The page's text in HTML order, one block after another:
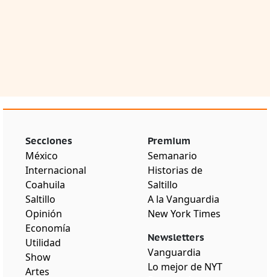
Secciones
México
Internacional
Coahuila
Saltillo
Opinión
Economía
Utilidad
Show
Artes
Premium
Semanario
Historias de
Saltillo
A la Vanguardia
New York Times
Newsletters
Vanguardia
Lo mejor de NYT